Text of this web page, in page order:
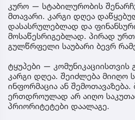
კურო — სტაბილურობის
მთავარი. კარგი დღეა
დასასრულებლად და
მოსაწესრიგებლად. პირად
გულწრფელი საუბარი ბევრ
ტყუპები — კომუნიკაციისთვის
კარგი დღეა. შეიძლება მიიღო
ინფორმაცია ან შემოთავაზება.
ერთდროულად არ აიღო
პრიორიტეტები დაალაგე.